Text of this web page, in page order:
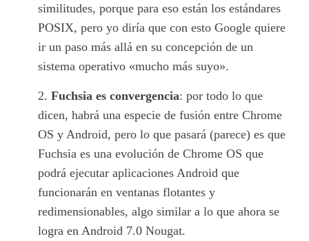
similitudes, porque para eso están los estándares
POSIX, pero yo diría que con esto Google quiere
ir un paso más allá en su concepción de un
sistema operativo «mucho más suyo».
Fuchsia es convergencia: por todo lo que
dicen, habrá una especie de fusión entre Chrome
OS y Android, pero lo que pasará (parece) es que
Fuchsia es una evolución de Chrome OS que
podrá ejecutar aplicaciones Android que
funcionarán en ventanas flotantes y
redimensionables, algo similar a lo que ahora se
logra en Android 7.0 Nougat.